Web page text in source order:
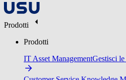
Prodotti
Prodotti
IT Asset ManagementGestisci